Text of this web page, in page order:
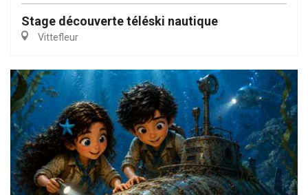
Stage découverte téléski nautique
Vittefleur